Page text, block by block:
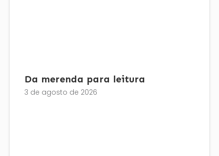
Da merenda para leitura
3 de agosto de 2026